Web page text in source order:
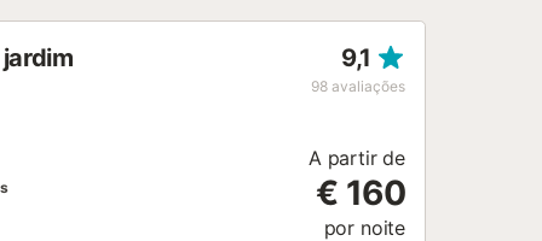
9,1
98 avaliações
A partir de
€ 160
por noite